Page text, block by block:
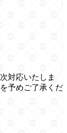
対応いたしま
予めご了承くだ